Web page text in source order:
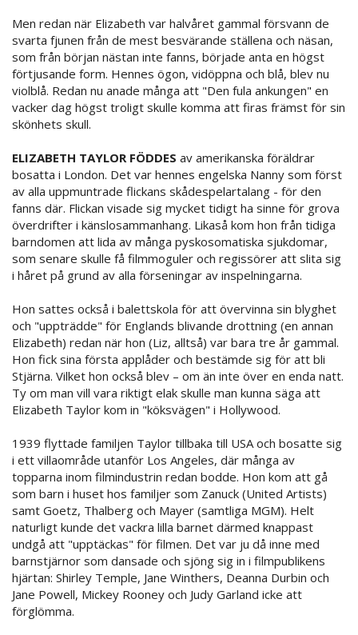
Men redan när Elizabeth var halvåret gammal försvann de
svarta fjunen från de mest besvärande ställena och näsan,
som från början nästan inte fanns, började anta en högst
förtjusande form. Hennes ögon, vidöppna och blå, blev nu
violblå. Redan nu anade många att "Den fula ankungen" en
vacker dag högst troligt skulle komma att firas främst för sin
skönhets skull.
ELIZABETH TAYLOR FÖDDES av amerikanska föräldrar
bosatta i London. Det var hennes engelska Nanny som först
av alla uppmuntrade flickans skådespelartalang - för den
fanns där. Flickan visade sig mycket tidigt ha sinne för grova
överdrifter i känslosammanhang. Likaså kom hon från tidiga
barndomen att lida av många pyskosomatiska sjukdomar,
som senare skulle få filmmoguler och regissörer att slita sig
i håret på grund av alla förseningar av inspelningarna.
Hon sattes också i balettskola för att övervinna sin blyghet
och "uppträdde" för Englands blivande drottning (en annan
Elizabeth) redan när hon (Liz, alltså) var bara tre år gammal.
Hon fick sina första applåder och bestämde sig för att bli
Stjärna. Vilket hon också blev – om än inte över en enda natt.
Ty om man vill vara riktigt elak skulle man kunna säga att
Elizabeth Taylor kom in "köksvägen" i Hollywood.
1939 flyttade familjen Taylor tillbaka till USA och bosatte sig
i ett villaområde utanför Los Angeles, där många av
topparna inom filmindustrin redan bodde. Hon kom att gå
som barn i huset hos familjer som Zanuck (United Artists)
samt Goetz, Thalberg och Mayer (samtliga MGM). Helt
naturligt kunde det vackra lilla barnet därmed knappast
undgå att "upptäckas" för filmen. Det var ju då inne med
barnstjärnor som dansade och sjöng sig in i filmpublikens
hjärtan: Shirley Temple, Jane Winthers, Deanna Durbin och
Jane Powell, Mickey Rooney och Judy Garland icke att
förglömma.